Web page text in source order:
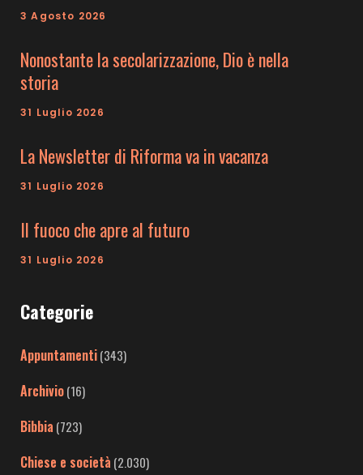
3 Agosto 2026
Nonostante la secolarizzazione, Dio è nella
storia
31 Luglio 2026
La Newsletter di Riforma va in vacanza
31 Luglio 2026
Il fuoco che apre al futuro
31 Luglio 2026
Categorie
Appuntamenti(343)
Archivio(16)
Bibbia (723)
Chiese e società (2.030)